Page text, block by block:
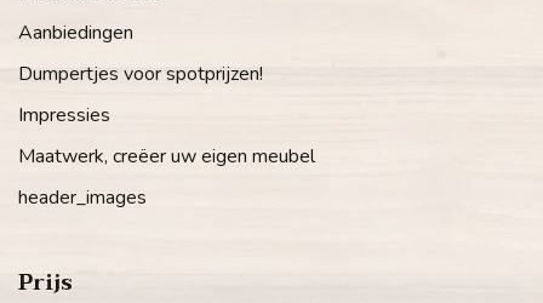
Aanbiedingen
Dumpertjes voor spotprijzen!
Impressies
Maatwerk, creëer uw eigen meubel
header_images
Prijs